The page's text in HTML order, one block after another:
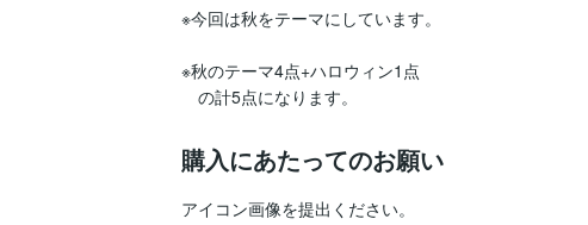
※今回は秋をテーマにしています。
※秋のテーマ4点+ハロウィン1点
の計5点になります。
購入にあたってのお願い
アイコン画像を提出ください。